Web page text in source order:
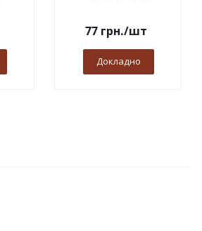
77грн./шт
Докладно